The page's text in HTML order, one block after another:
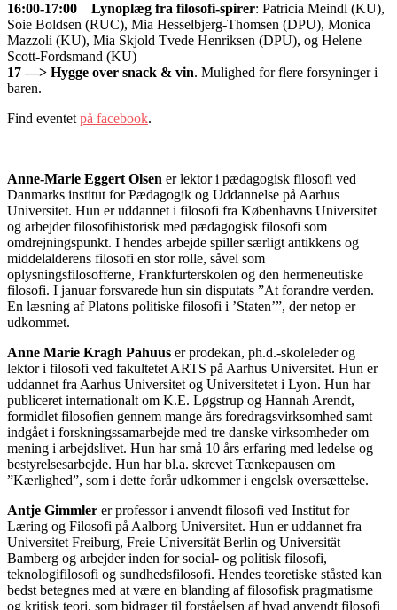
16:00-17:00 Lynoplæg fra filosofi-spirer: Patricia Meindl (KU),
Soie Boldsen (RUC), Mia Hesselbjerg-Thomsen (DPU), Monica
Mazzoli (KU), Mia Skjold Tvede Henriksen (DPU), og Helene
Scott-Fordsmand (KU)
17 —> Hygge over snack & vin. Mulighed for flere forsyninger i
baren.
Find eventet på facebook.
Anne-Marie Eggert Olsen er lektor i pædagogisk filosofi ved
Danmarks institut for Pædagogik og Uddannelse på Aarhus
Universitet. Hun er uddannet i filosofi fra Københavns Universitet
og arbejder filosofihistorisk med pædagogisk filosofi som
omdrejningspunkt. I hendes arbejde spiller særligt antikkens og
middelalderens filosofi en stor rolle, såvel som
oplysningsfilosofferne, Frankfurterskolen og den hermeneutiske
filosofi. I januar forsvarede hun sin disputats ”At forandre verden.
En læsning af Platons politiske filosofi i ’Staten’”, der netop er
udkommet.
Anne Marie Kragh Pahuus er prodekan, ph.d.-skoleleder og
lektor i filosofi ved fakultetet ARTS på Aarhus Universitet. Hun er
uddannet fra Aarhus Universitet og Universitetet i Lyon. Hun har
publiceret internationalt om K.E. Løgstrup og Hannah Arendt,
formidlet filosofien gennem mange års foredragsvirksomhed samt
indgået i forskningssamarbejde med tre danske virksomheder om
mening i arbejdslivet. Hun har små 10 års erfaring med ledelse og
bestyrelsesarbejde. Hun har bl.a. skrevet Tænkepausen om
”Kærlighed”, som i dette forår udkommer i engelsk oversættelse.
Antje Gimmler er professor i anvendt filosofi ved Institut for
Læring og Filosofi på Aalborg Universitet. Hun er uddannet fra
Universitet Freiburg, Freie Universität Berlin og Universität
Bamberg og arbejder inden for social- og politisk filosofi,
teknologifilosofi og sundhedsfilosofi. Hendes teoretiske ståsted kan
bedst betegnes med at være en blanding af filosofisk pragmatisme
og kritisk teori, som bidrager til forståelsen af hvad anvendt filosofi